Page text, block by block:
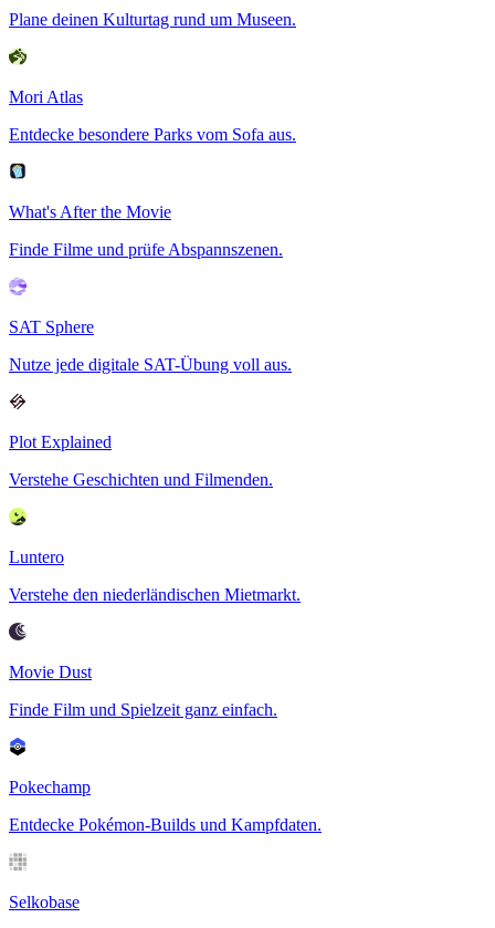
Plane deinen Kulturtag rund um Museen.
Mori Atlas
Entdecke besondere Parks vom Sofa aus.
What's After the Movie
Finde Filme und prüfe Abspannszenen.
SAT Sphere
Nutze jede digitale SAT-Übung voll aus.
Plot Explained
Verstehe Geschichten und Filmenden.
Luntero
Verstehe den niederländischen Mietmarkt.
Movie Dust
Finde Film und Spielzeit ganz einfach.
Pokechamp
Entdecke Pokémon-Builds und Kampfdaten.
Selkobase